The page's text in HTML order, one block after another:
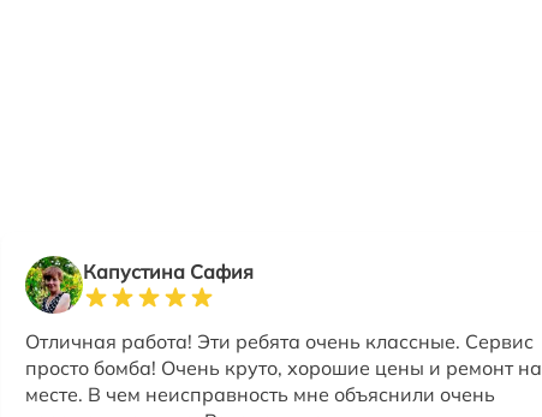
Капустина Сафия
Отличная работа! Эти ребята очень классные. Сервис
просто бомба! Очень круто, хорошие цены и ремонт на
месте. В чем неисправность мне объяснили очень